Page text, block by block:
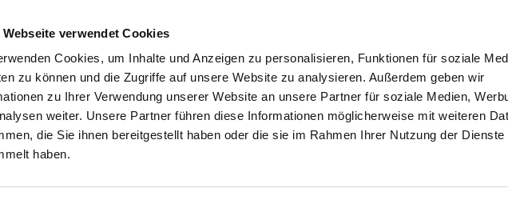
Webseite verwendet Cookies
Cookies, um Inhalte und Anzeigen zu personalisieren, Funktionen für soziale
zu können und die Zugriffe auf unsere Website zu analysieren. Außerdem geben wir
zu Ihrer Verwendung unserer Website an unsere Partner für soziale Medien,
weiter. Unsere Partner führen diese Informationen möglicherweise mit weiteren
die Sie ihnen bereitgestellt haben oder die sie im Rahmen Ihrer Nutzung der Dienste
haben.